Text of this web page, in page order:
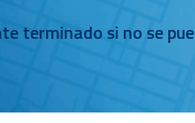
terminado si no se